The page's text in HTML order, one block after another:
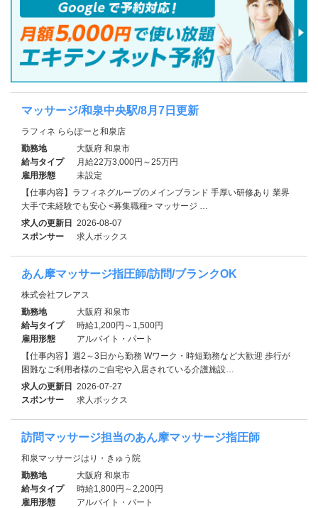
マッサージ/和泉中央駅/8月7日更新
ラフィネ ららぽーと和泉店
勤務地
大阪府 和泉市
給与タイプ
月給22万3,000円～25万円
雇用形態
未設定
【仕事内容】ラフィネグループのメインブランド 手厚い研修あり 業界
大手で未経験でも安心 <募集職種> マッサージ …
求人の更新日 2026-08-07
スポンサー
求人ボックス
あん摩マッサージ指圧師/訪問/ブランクOK
株式会社フレアス
勤務地
大阪府 和泉市
給与タイプ
時給1,200円～1,500円
雇用形態
アルバイト・パート
【仕事内容】週2～3日から勤務 Wワーク・時短勤務など大歓迎 歩行が
困難なご利用者様のご自宅や入居されている介護施設…
求人の更新日 2026-07-27
スポンサー
求人ボックス
訪問マッサージ担当のあん摩マッサージ指圧師
和泉マッサージはり・きゅう院
勤務地
大阪府 和泉市
給与タイプ
時給1,800円～2,200円
雇用形態
アルバイト・パート